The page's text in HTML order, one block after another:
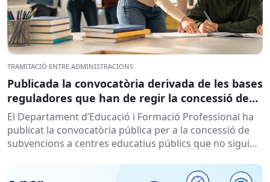
TRAMITACIÓ ENTRE ADMINISTRACIONS
Publicada la convocatòria derivada de les bases
reguladores que han de regir la concessió de
subvencions a centres educatius, per al
desenvolupament de programes de formació i
inserció, durant el curs 2026-2027
El Departament d’Educació i Formació Professional ha
publicat la convocatòria pública per a la concessió de
subvencions a centres educatius públics que no siguin